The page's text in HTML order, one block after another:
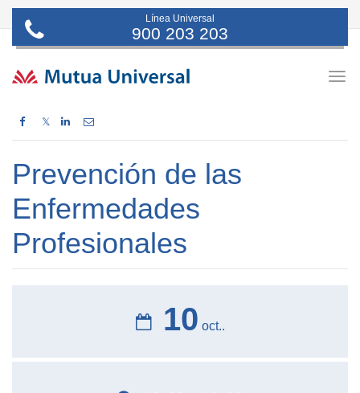
Línea Universal
900 203 203
𝕏
Prevención de las
Enfermedades
Profesionales
10 oct..